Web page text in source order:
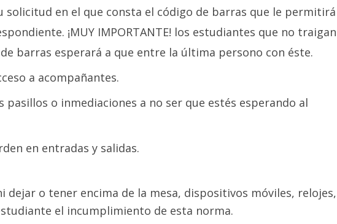
solicitud en el que consta el código de barras que le permitirá
¡MUY IMPORTANTE! los estudiantes que no traigan
barras esperará a que entre la última persono con éste.
a acompañantes.
pasillos o inmediaciones a no ser que estés esperando al
en entradas y salidas.
o tener encima de la mesa, dispositivos móviles, relojes,
el incumplimiento de esta norma.